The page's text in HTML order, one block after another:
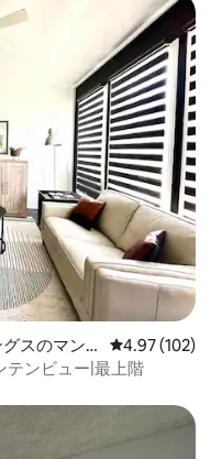
スのマン
レビュー102
4.97 (102)
テンビュー|最上階